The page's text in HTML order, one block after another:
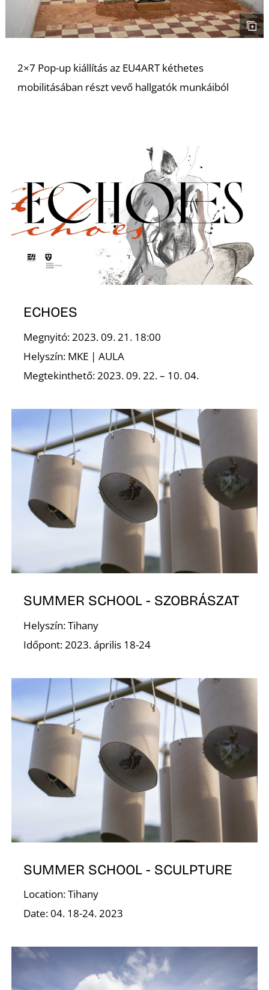
2×7 Pop-up kiállítás az EU4ART kéthetes
mobilitásában részt vevő hallgatók munkáiból
ECHOES
Megnyitó: 2023. 09. 21. 18:00
Helyszín: MKE | AULA
Megtekinthető: 2023. 09. 22. – 10. 04.
SUMMER SCHOOL - SZOBRÁSZAT
Helyszín: Tihany
Időpont: 2023. április 18-24
SUMMER SCHOOL - SCULPTURE
Location: Tihany
Date: 04. 18-24. 2023